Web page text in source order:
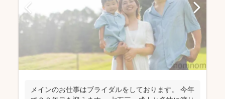
メインのお仕事はブライダルをしております。 今年